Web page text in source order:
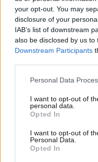
your opt-out. You may
disclosure of your
IAB’s list of downstream
also be disclosed by us to
Downstream Participants
Please note that this
not limited to your visit or
grant or deny consent to
use your data for below
consent section.
Personal Data
I want to opt-out of
personal data.
Opted In
I want to opt-out of
Personal Data.
Opted In
Έρχεται πλαφόν
του ηλεκτρικού